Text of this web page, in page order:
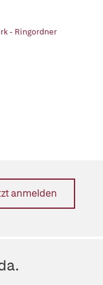
- Ringordner
anmelden